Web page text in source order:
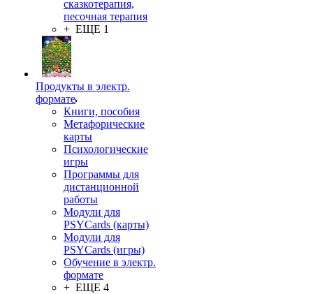
сказкотерапия,
песочная терапия
+ ЕЩЕ 1
Продукты в электр.
формате
Книги, пособия
Метафорические
карты
Психологические
игры
Программы для
дистанционной
работы
Модули для
PSYCards (карты)
Модули для
PSYCards (игры)
Обучение в электр.
формате
+ ЕЩЕ 4